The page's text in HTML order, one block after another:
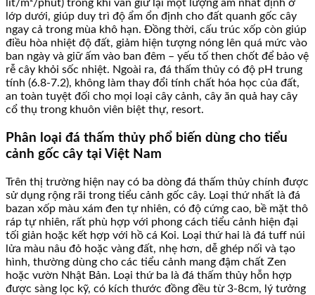
lít/m²/phút) trong khi vẫn giữ lại một lượng ẩm nhất định ở
lớp dưới, giúp duy trì độ ẩm ổn định cho đất quanh gốc cây
ngay cả trong mùa khô hạn. Đồng thời, cấu trúc xốp còn giúp
điều hòa nhiệt độ đất, giảm hiện tượng nóng lên quá mức vào
ban ngày và giữ ấm vào ban đêm – yếu tố then chốt để bảo vệ
rễ cây khỏi sốc nhiệt. Ngoài ra, đá thấm thủy có độ pH trung
tính (6.8-7.2), không làm thay đổi tính chất hóa học của đất,
an toàn tuyệt đối cho mọi loại cây cảnh, cây ăn quả hay cây
cổ thụ trong khuôn viên biệt thự, resort.
Phân loại đá thấm thủy phổ biến dùng cho tiểu
cảnh gốc cây tại Việt Nam
Trên thị trường hiện nay có ba dòng đá thấm thủy chính được
sử dụng rộng rãi trong tiểu cảnh gốc cây. Loại thứ nhất là đá
bazan xốp màu xám đen tự nhiên, có độ cứng cao, bề mặt thô
ráp tự nhiên, rất phù hợp với phong cách tiểu cảnh hiện đại
tối giản hoặc kết hợp với hồ cá Koi. Loại thứ hai là đá tuff núi
lửa màu nâu đỏ hoặc vàng đất, nhẹ hơn, dễ ghép nối và tạo
hình, thường dùng cho các tiểu cảnh mang đậm chất Zen
hoặc vườn Nhật Bản. Loại thứ ba là đá thấm thủy hỗn hợp
được sàng lọc kỹ, có kích thước đồng đều từ 3-8cm, lý tưởng